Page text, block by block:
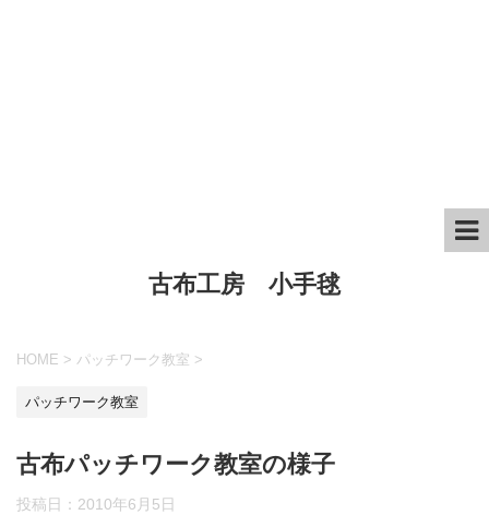
古布工房 小手毬
HOME > パッチワーク教室 >
パッチワーク教室
古布パッチワーク教室の様子
投稿日： 2010年6月5日